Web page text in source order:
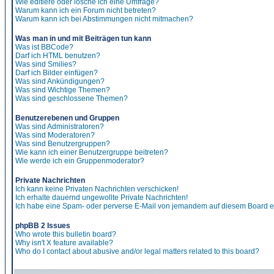
Wie editiere oder lösche ich eine Umfrage?
Warum kann ich ein Forum nicht betreten?
Warum kann ich bei Abstimmungen nicht mitmachen?
Was man in und mit Beiträgen tun kann
Was ist BBCode?
Darf ich HTML benutzen?
Was sind Smilies?
Darf ich Bilder einfügen?
Was sind Ankündigungen?
Was sind Wichtige Themen?
Was sind geschlossene Themen?
Benutzerebenen und Gruppen
Was sind Administratoren?
Was sind Moderatoren?
Was sind Benutzergruppen?
Wie kann ich einer Benutzergruppe beitreten?
Wie werde ich ein Gruppenmoderator?
Private Nachrichten
Ich kann keine Privaten Nachrichten verschicken!
Ich erhalte dauernd ungewollte Private Nachrichten!
Ich habe eine Spam- oder perverse E-Mail von jemandem auf diesem Board
phpBB 2 Issues
Who wrote this bulletin board?
Why isn't X feature available?
Who do I contact about abusive and/or legal matters related to this board?